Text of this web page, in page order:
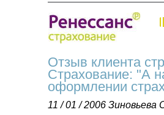
Отзыв клиента
Страхование: "А
оформлении
11 / 01 / 2006 Зиновьева